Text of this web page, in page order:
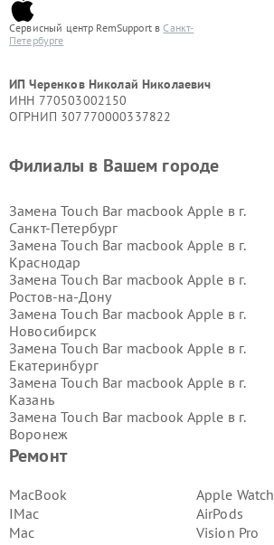
Сервисный центр RemSupport вСанкт-
Петербурге
ИП Черенков Николай Николаевич
ИНН 770503002150
ОГРНИП 307770000337822
Ремонт
MacBook
IMac
Mac
Apple Watch
AirPods
Vision Pro
Филиалы в Вашем городе
Замена Touch Bar macbook Apple в г.
Санкт-Петербург
Замена Touch Bar macbook Apple в г.
Краснодар
Замена Touch Bar macbook Apple в г.
Ростов-на-Дону
Замена Touch Bar macbook Apple в г.
Новосибирск
Замена Touch Bar macbook Apple в г.
Екатеринбург
Замена Touch Bar macbook Apple в г.
Казань
Замена Touch Bar macbook Apple в г.
Воронеж
Замена Touch Bar macbook Apple в г.
Замена Touch Bar macbook Apple в г.
Самара
Замена Touch Bar macbook Apple в г.
Пермь